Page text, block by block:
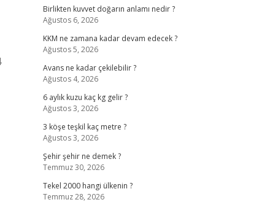
Birlikten kuvvet doğarın anlamı nedir ?
Ağustos 6, 2026
KKM ne zamana kadar devam edecek ?
Ağustos 5, 2026
Avans ne kadar çekilebilir ?
Ağustos 4, 2026
6 aylık kuzu kaç kg gelir ?
Ağustos 3, 2026
3 köşe teşkil kaç metre ?
Ağustos 3, 2026
Şehir şehir ne demek ?
Temmuz 30, 2026
Tekel 2000 hangi ülkenin ?
Temmuz 28, 2026